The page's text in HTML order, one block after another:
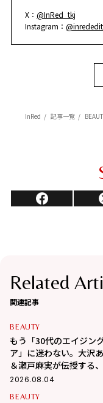
X：@InRed_tkj
Instagram：
InRed 記事一覧
Related
関連記事
BEAUTY
もう「30代のエイジン
ア」に迷わない。大沢
＆瀬戸麻実が伝授する
変わるポジティブ美肌習
2026.08.04
BEAUTY